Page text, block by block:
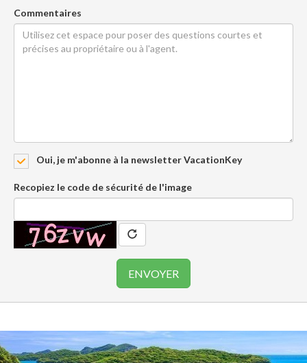
Commentaires
Oui, je m'abonne à la newsletter VacationKey
Recopiez le code de sécurité de l'image